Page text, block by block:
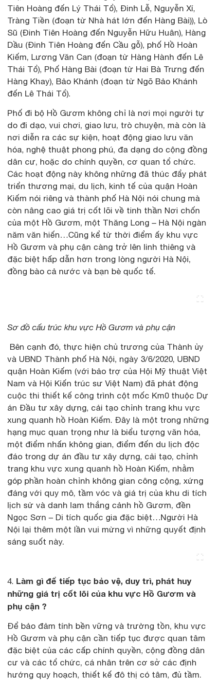
Tiên Hoàng đến Lý Thái Tổ), Đinh Lễ, Nguyễn Xí,
Tràng Tiền (đoạn từ Nhà hát lớn đến Hàng Bài)), Lò
Sũ (Đinh Tiên Hoàng đến Nguyễn Hữu Huân), Hàng
Dầu (Đinh Tiên Hoàng đến Cầu gỗ), phố Hồ Hoàn
Kiếm, Lương Văn Can (đoạn từ Hàng Hành đến Lê
Thái Tổ), Phố Hàng Bài (đoạn từ Hai Bà Trưng đến
Hàng Khay), Bảo Khánh (đoạn từ Ngõ Bảo Khánh
đến Lê Thái Tổ).
Phố đi bộ Hồ Gươm không chỉ là nơi mọi người tự
do đi dạo, vui chơi, giao lưu, trò chuyện, mà còn là
nơi diễn ra các sự kiện, hoạt động giao lưu văn
hóa, nghệ thuật phong phú, đa dạng do cộng đồng
dân cư, hoặc do chính quyền, cơ quan tổ chức.
Các hoạt động này không những đã thúc đẩy phát
triển thương mại, du lịch, kinh tế của quận Hoàn
Kiếm nói riêng và thành phố Hà Nội nói chung mà
còn nâng cao giá trị cốt lõi về tinh thần Nơi chốn
của một Hồ Gươm, một Thăng Long – Hà Nội ngàn
năm văn hiến…Cũng kể từ thời điểm ấy khu vực
Hồ Gươm và phụ cận càng trở lên linh thiêng và
đặc biệt hấp dẫn hơn trong lòng người Hà Nội,
đồng bào cả nước và bạn bè quốc tế.
Sơ đồ cấu trúc khu vực Hồ Gươm và phụ cận
Bên cạnh đó, thực hiện chủ trương của Thành ủy
và UBND Thành phố Hà Nội, ngày 3/6/2020, UBND
quận Hoàn Kiếm (với bảo trợ của Hội Mỹ thuật Việt
Nam và Hội Kiến trúc sư Việt Nam) đã phát động
cuộc thi thiết kế công trình cột mốc Km0 thuộc Dự
án Đầu tư xây dựng, cải tạo chỉnh trang khu vực
xung quanh hồ Hoàn Kiếm. Đây là một trong những
hạng mục quan trọng như là biểu tượng văn hóa,
một điểm nhấn không gian, điểm đến du lịch độc
đáo trong dự án đầu tư xây dựng, cải tạo, chỉnh
trang khu vực xung quanh hồ Hoàn Kiếm, nhằm
góp phần hoàn chỉnh không gian công cộng, xứng
đáng với quy mô, tầm vóc và giá trị của khu di tích
lịch sử và danh lam thắng cảnh hồ Gươm, đền
Ngọc Sơn – Di tích quốc gia đặc biệt…Người Hà
Nội lại thêm một lần vui mừng vì những quyết định
sáng suốt này.
4. Làm gì để tiếp tục bảo vệ, duy trì, phát huy
những giá trị cốt lõi của khu vực Hồ Gươm và
phụ cận ?
Để bảo đảm tính bền vững và trường tồn, khu vực
Hồ Gươm và phụ cận cần tiếp tục được quan tâm
đặc biệt của các cấp chính quyền, cộng đồng dân
cư và các tổ chức, cá nhân trên cơ sở các định
hướng quy hoạch, thiết kế đô thị có tâm, đủ tầm.